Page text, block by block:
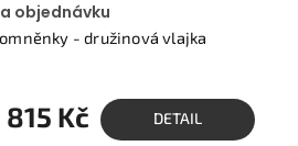
- družinová vlajka
objednávku
815 Kč DETAIL